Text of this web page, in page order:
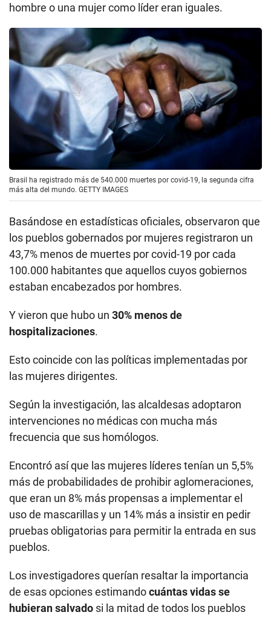
hombre o una mujer como líder eran iguales.
Brasil ha registrado más de 540.000 muertes por covid-19, la segunda cifra
más alta del mundo. GETTY IMAGES
Basándose en estadísticas oficiales, observaron que
los pueblos gobernados por mujeres registraron un
43,7% menos de muertes por covid-19 por cada
100.000 habitantes que aquellos cuyos gobiernos
estaban encabezados por hombres.
Y vieron que hubo un 30% menos de
hospitalizaciones.
Esto coincide con las políticas implementadas por
las mujeres dirigentes.
Según la investigación, las alcaldesas adoptaron
intervenciones no médicas con mucha más
frecuencia que sus homólogos.
Encontró así que las mujeres líderes tenían un 5,5%
más de probabilidades de prohibir aglomeraciones,
que eran un 8% más propensas a implementar el
uso de mascarillas y un 14% más a insistir en pedir
pruebas obligatorias para permitir la entrada en sus
pueblos.
Los investigadores querían resaltar la importancia
de esas opciones estimandocuántas vidas se
hubieran salvado si la mitad de todos los pueblos